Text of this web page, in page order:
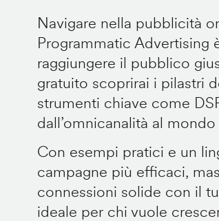
Navigare nella pubblicità
Programmatic Advertising
raggiungere il pubblico
gratuito scoprirai i pilastri
strumenti chiave come
dall’omnicanalità al
Con esempi pratici e un
campagne più efficaci,
connessioni solide con il
ideale per chi vuole